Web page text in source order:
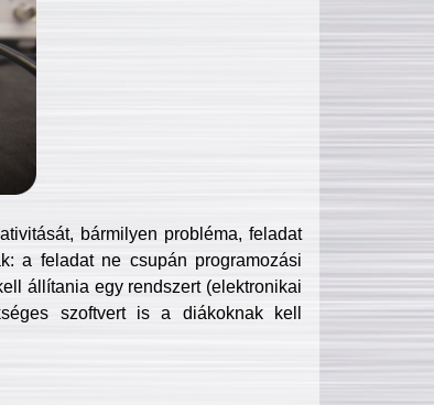
bármilyen probléma, feladat
a feladat ne csupán programozási
állítania egy rendszert (elektronikai
szoftvert is a diákoknak kell